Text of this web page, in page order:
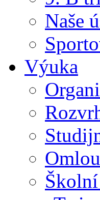
Naše
Výuka